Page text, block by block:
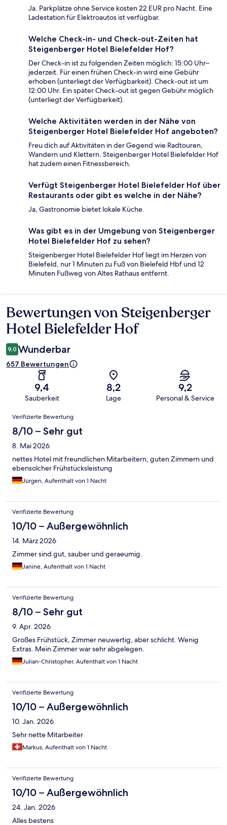
Ja. Parkplätze ohne Service kosten 22 EUR pro Nacht. Eine
Ladestation für Elektroautos ist verfügbar.
Welche Check-in- und Check-out-Zeiten hat
Steigenberger Hotel Bielefelder Hof?
Der Check-in ist zu folgenden Zeiten möglich: 15:00 Uhr–
jederzeit. Für einen frühen Check-in wird eine Gebühr
erhoben (unterliegt der Verfügbarkeit). Check-out ist um
12:00 Uhr. Ein später Check-out ist gegen Gebühr möglich
(unterliegt der Verfügbarkeit).
Welche Aktivitäten werden in der Nähe von
Steigenberger Hotel Bielefelder Hof angeboten?
Freu dich auf Aktivitäten in der Gegend wie Radtouren,
Wandern und Klettern. Steigenberger Hotel Bielefelder Hof
hat zudem einen Fitnessbereich.
Verfügt Steigenberger Hotel Bielefelder Hof über
Restaurants oder gibt es welche in der Nähe?
Ja, Gastronomie bietet lokale Küche.
Was gibt es in der Umgebung von Steigenberger
Hotel Bielefelder Hof zu sehen?
Steigenberger Hotel Bielefelder Hof liegt im Herzen von
Bielefeld, nur 1 Minuten zu Fuß von Bielefeld Hbf und 12
Minuten Fußweg von Altes Rathaus entfernt.
Bewertungen
Bewertungen von Steigenberger
Hotel Bielefelder Hof
9,0 Wunderbar
657 Bewertungen
9,4
Sauberkeit
8,2
Lage
9,2
Personal & Service
Bewertungen
Verifizierte Bewertung
8/10 – Sehr gut
8. Mai 2026
nettes Hotel mit freundlichen Mitarbeitern, guten Zimmern und
ebensolcher Frühstücksleistung
Jürgen, Aufenthalt von 1 Nacht
Verifizierte Bewertung
10/10 – Außergewöhnlich
14. März 2026
Zimmer sind gut, sauber und geraeumig.
Janine, Aufenthalt von 1 Nacht
Verifizierte Bewertung
8/10 – Sehr gut
9. Apr. 2026
Großes Frühstück, Zimmer neuwertig, aber schlicht. Wenig
Extras. Mein Zimmer war sehr abgelegen.
Julian-Christopher, Aufenthalt von 1 Nacht
Verifizierte Bewertung
10/10 – Außergewöhnlich
10. Jan. 2026
Sehr nette Mitarbeiter
Markus, Aufenthalt von 1 Nacht
Verifizierte Bewertung
10/10 – Außergewöhnlich
24. Jan. 2026
Alles bestens